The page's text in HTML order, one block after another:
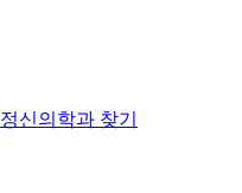
정신의학과 찾기